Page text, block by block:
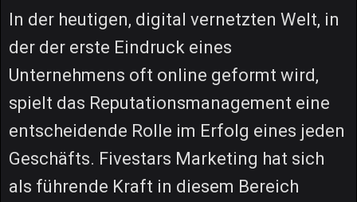
In der heutigen, digital vernetzten Welt, in
der der erste Eindruck eines
Unternehmens oft online geformt wird,
spielt das Reputationsmanagement eine
entscheidende Rolle im Erfolg eines jeden
Geschäfts. Fivestars Marketing hat sich
als führende Kraft in diesem Bereich